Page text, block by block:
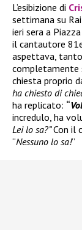
L’esibizione di
settimana su
ieri sera a
il cantautore
aspettava,
completamente
chiesta proprio
ha chiesto di
ha replicato: “
incredulo, ha
Lei lo sa?”Con il
“Nessuno lo sa!”